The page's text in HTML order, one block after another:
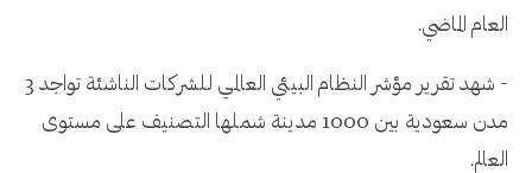
العام الماضي.
- شهد تقرير مؤشر النظام البيئي العالمي للشركات الناشئة تواجد 3
مدن سعودية بين 1000 مدينة شملها التصنيف على مستوى
العالم.